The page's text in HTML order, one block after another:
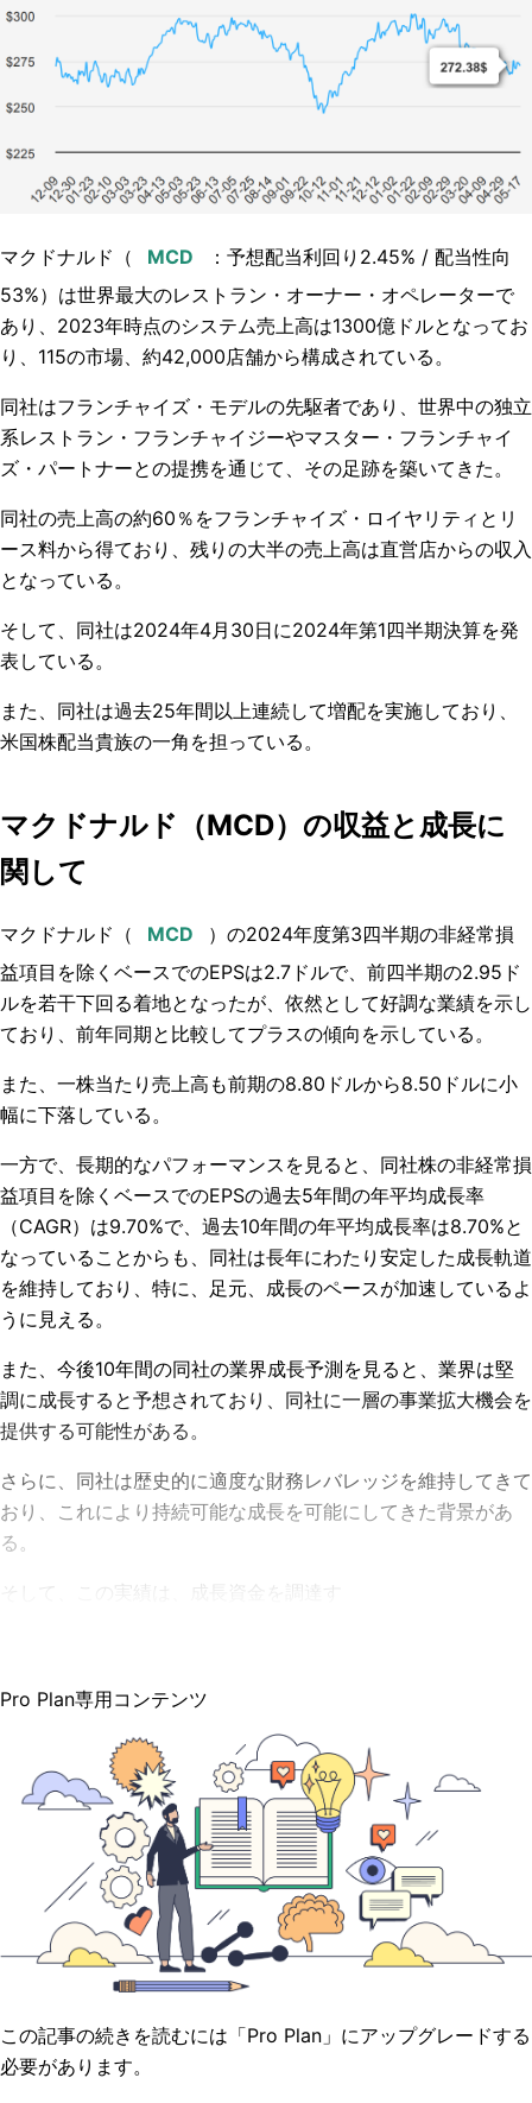
マクドナルド（
：予想配当利回り2.45% / 配当性向
53%）は世界最大のレストラン・オーナー・オペレーターで
あり、2023年時点のシステム売上高は1300億ドルとなってお
り、115の市場、約42,000店舗から構成されている。
同社はフランチャイズ・モデルの先駆者であり、世界中の独立
系レストラン・フランチャイジーやマスター・フランチャイ
ズ・パートナーとの提携を通じて、その足跡を築いてきた。
同社の売上高の約60％をフランチャイズ・ロイヤリティとリ
ース料から得ており、残りの大半の売上高は直営店からの収入
となっている。
そして、同社は2024年4月30日に2024年第1四半期決算を発
表している。
また、同社は過去25年間以上連続して増配を実施しており、
米国株配当貴族の一角を担っている。
マクドナルド（MCD）の収益と成長に
関して
マクドナルド（ ）の2024年度第3四半期の非経常損
益項目 を除くベースでのEPSは2.7 ドルで、前四半期の2.95ド
ルを若干下回る着地となったが、依然として好調な業績を示し
ており、前年同期と比較してプラスの傾向を示している。
また、一株当たり売上高も前期の8.80 ドルから8.50 ドルに小
幅に下落している。
一方で、 長期的なパフォーマンスを見ると、 同社株の非経常損
益項目 を除くベースでのEPSの過去5年間の年平均成長率
（CAGR） は9.70%で、過去10年間の年平均成長率は8.70%と
なっていることからも、同社は長年にわたり安定した成長軌道
を維持しており、特に、足元、成長のペースが加速しているよ
うに見える。
また、今後10年間の同社の業界成長予測を見ると、業界は堅
調に成長すると予想されており、同社に一層の事業拡大機会を
提供する可能性がある。
さらに、同社は歴史的に適度な財務レバレッジを維持してきて
おり、これにより持続可能な成長を可能にしてきた背景があ
る。
そして、この実績は、成長資金を調達す
Pro Plan専用コンテンツ
この記事の続きを読むには「Pro Plan」にアップグレードする
必要があります。